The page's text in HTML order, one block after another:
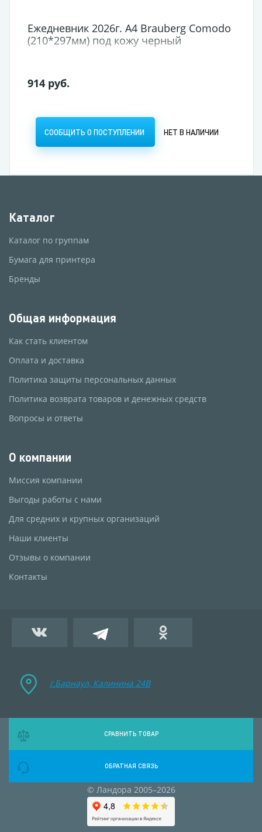
Ежедневник 2026г. A4 Brauberg Comodo
(210*297мм) под кожу черный
914 руб.
СООБЩИТЬ О ПОСТУПЛЕНИИ НЕТ В НАЛИЧИИ
Каталог
Каталог по группам
Бумага для принтера
Бренды
Общая информация
Как стать клиентом
Оплата и доставка
Политика защиты персональных данных
Политика возврата товаров и денежных средств
Вопросы и ответы
О компании
Миссия компании
Выгоды работы с нами
Для средних и крупных организаций
Наши клиенты
Отзывы о компании
Контакты
г.Барнаул, Калинина 24B
© Ландора 2005–2026
СРАВНИТЬ ТОВАР
ОБРАТНАЯ СВЯЗЬ